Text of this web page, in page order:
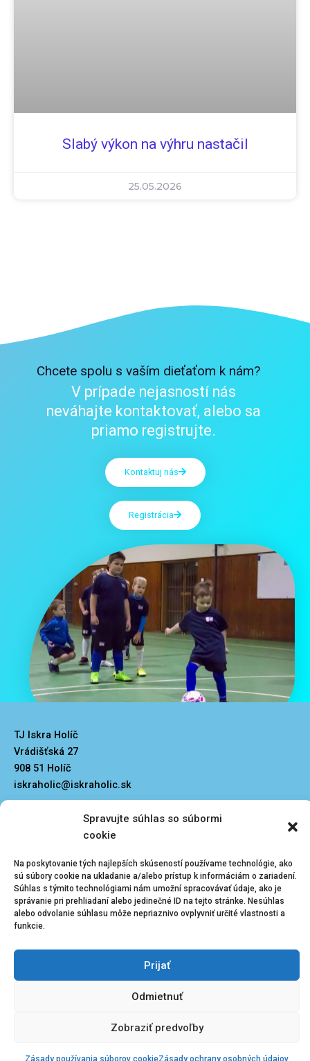
Spravujte súhlas so súbormi
cookie
Na poskytovanie tých najlepších skúseností používame technológie, ako
sú súbory cookie na ukladanie a/alebo prístup k informáciám o zariadení.
Súhlas s týmito technológiami nám umožní spracovávať údaje, ako je
správanie pri prehliadaní alebo jedinečné ID na tejto stránke. Nesúhlas
alebo odvolanie súhlasu môže nepriaznivo ovplyvniť určité vlastnosti a
funkcie.
Prijať
Odmietnuť
Zobraziť predvoľby
Zásady používania súborov cookieZásady ochrany osobných údajov
Slabý výkon na výhru nastačil
25.05.2026
Chcete spolu s vaším dieťaťom k nám?
V prípade nejasností nás
neváhajte kontaktovať, alebo sa
priamo registrujte.
Kontaktuj nás
Registrácia
TJ Iskra Holíč
Vrádišťská 27
908 51 Holíč
iskraholic@iskraholic.sk
Kliknutím prijmete
súbory cookie
marketing a
povolíte tento
Menu